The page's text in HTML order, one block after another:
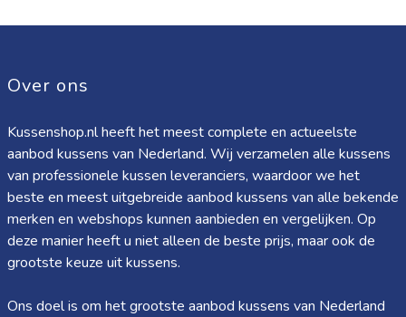
Over ons
Kussenshop.nl heeft het meest complete en actueelste
aanbod kussens van Nederland. Wij verzamelen alle kussens
van professionele kussen leveranciers, waardoor we het
beste en meest uitgebreide aanbod kussens van alle bekende
merken en webshops kunnen aanbieden en vergelijken. Op
deze manier heeft u niet alleen de beste prijs, maar ook de
grootste keuze uit kussens.
Ons doel is om het grootste aanbod kussens van Nederland